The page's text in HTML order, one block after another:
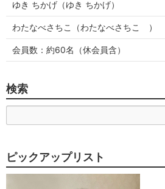
ゆき ちかげ（ゆき ちかげ）
わたなべさちこ（わたなべさちこ ）
会員数：約60名（休会員含）
検索
ピックアップリスト